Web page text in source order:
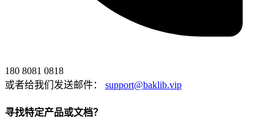
180 8081 0818
或者给我们发送邮件：
support@baklib.vip
寻找特定产品或文档？